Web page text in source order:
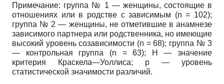
Примечание: группа № 1 — женщины, состоящие в
отношениях или в родстве с зависимым (n = 102);
группа № 2 — женщины, не отметившие в анамнезе
зависимого партнера или родственника, но имеющие
высокий уровень созависимости (n = 68); группа № 3
— контрольная группа (n = 63); H — значение
критерия Краскела—Уоллиса; p — уровень
статистической значимости различий.